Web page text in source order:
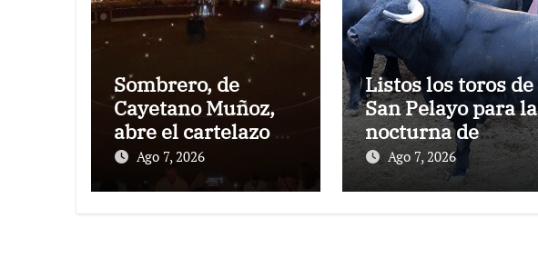
Sombrero, de
Cayetano Muñoz,
abre el cartelazo de
Marbella
Ago 7, 2026
Listos los toros de
San Pelayo para la
nocturna de
rejones en El
Puerto
Ago 7, 2026